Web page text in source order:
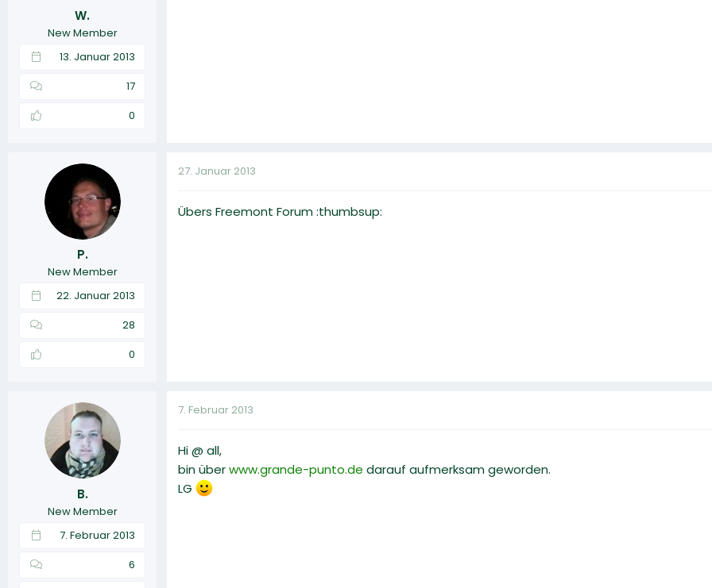
W.
New Member
13. Januar 2013
17
0
P.
New Member
22. Januar 2013
28
0
27. Januar 2013
Übers Freemont Forum :thumbsup:
B.
New Member
7. Februar 2013
6
7. Februar 2013
Hi @ all,
bin überwww.grande-punto.de darauf aufmerksam geworden.
LG